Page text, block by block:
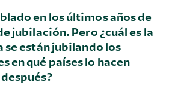
en los últimos años de
jubilación. Pero ¿cuál es la
se están jubilando los
en qué países lo hacen